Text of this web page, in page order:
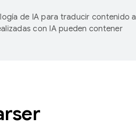
de IA para traducir contenido a
con IA pueden contener